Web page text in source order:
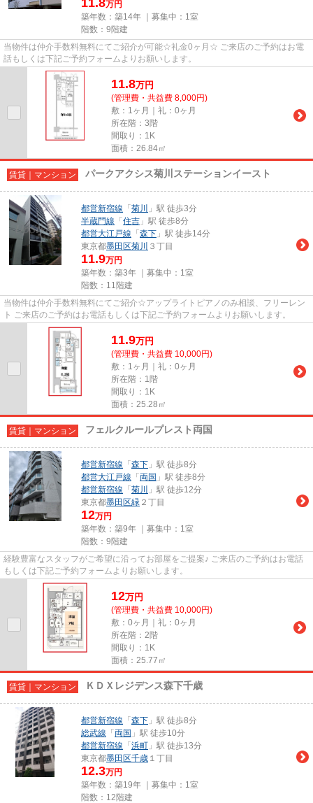
万円
築年数：築14年 ｜募集中： 1室
階数：9階建
当物件は仲介手数料無料にてご紹介が可能☆礼金0ヶ月☆ ご来店のご予約はお電
話もしくは下記ご予約フォームよりお願いします。
11.8万円
(管理費・共益費 8,000円)
敷：1ヶ月｜礼：0ヶ月
所在階：3階
間取り：1K
面積：26.84㎡
賃貸｜マンション パークアクシス菊川ステーションイースト
都営新宿線 「 菊川
」駅 徒歩3分
半蔵門線 「 住吉 」駅 徒歩8分
都営大江戸線 「 森下 」駅 徒歩14分
東京都墨田区菊川 ３丁目
11.9万円
築年数：築3年 ｜募集中： 1室
階数：11階建
当物件は仲介手数料無料にてご紹介☆アップライトピアノのみ相談、フリーレン
ト ご来店のご予約はお電話もしくは下記ご予約フォームよりお願いします。
11.9万円
(管理費・共益費 10,000円)
敷：1ヶ月｜礼：0ヶ月
所在階：1階
間取り：1K
面積：25.28㎡
賃貸｜マンション フェルクルールプレスト両国
都営新宿線 「 森下 」駅 徒歩8分
都営大江戸線 「 両国 」駅 徒歩8分
都営新宿線 「 菊川
」駅 徒歩12分
東京都墨田区緑 ２丁目
12万円
築年数：築9年 ｜募集中： 1室
階数：9階建
経験豊富なスタッフがご希望に沿ってお部屋をご提案♪ ご来店のご予約はお電話
もしくは下記ご予約フォームよりお願いします。
12万円
(管理費・共益費 10,000円)
敷：0ヶ月｜礼：0ヶ月
所在階：2階
間取り：1K
面積：25.77㎡
賃貸｜マンション ＫＤＸレジデンス森下千歳
都営新宿線 「 森下 」駅 徒歩8分
総武線 「 両国 」駅 徒歩10分
都営新宿線 「 浜町 」駅 徒歩13分
東京都墨田区千歳 １丁目
12.3万円
築年数：築19年 ｜募集中： 1室
階数：12階建